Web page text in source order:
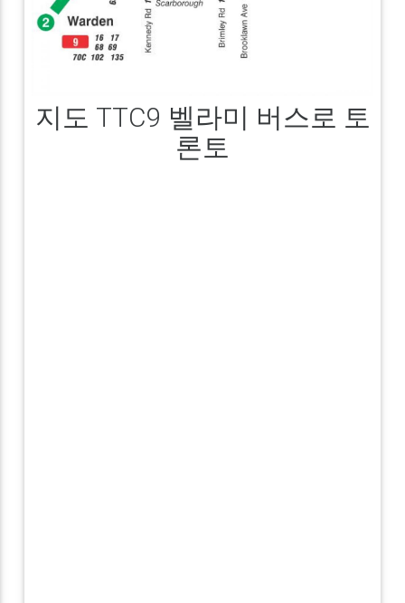
지도 TTC9 벨라미 버스로 토
론토